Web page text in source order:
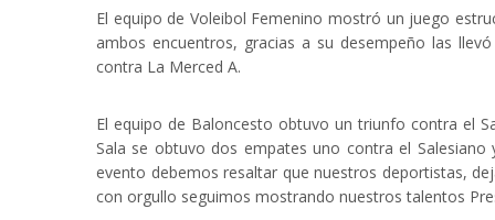
El equipo de Voleibol Femenino mostró un juego
ambos encuentros, gracias a su desempeño las
contra La Merced A.
El equipo de Baloncesto obtuvo un triunfo contra el
Sala se obtuvo dos empates uno contra el
evento debemos resaltar que nuestros deportistas,
con orgullo seguimos mostrando nuestros talentos